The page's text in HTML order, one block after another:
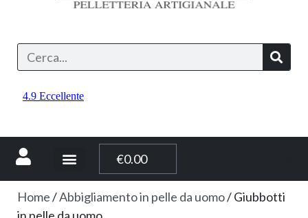
€0.00
Home/Abbigliamento in pelle da uomo/ Giubbotti